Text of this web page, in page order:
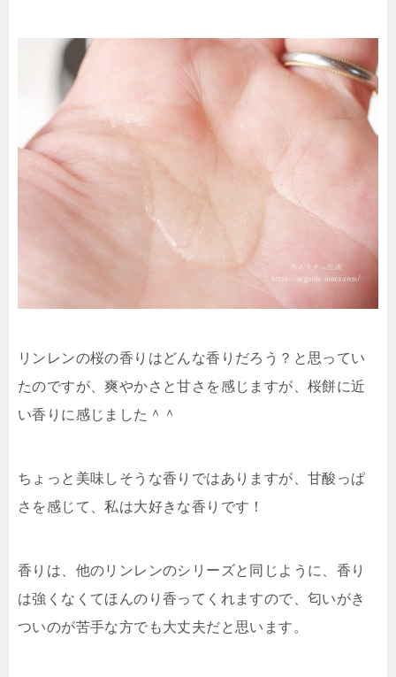
リンレンの桜の香りはどんな香りだろう？と思ってい
たのですが、爽やかさと甘さを感じますが、桜餅に近
い香りに感じました＾＾
ちょっと美味しそうな香りではありますが、甘酸っぱ
さを感じて、私は大好きな香りです！
香りは、他のリンレンのシリーズと同じように、香り
は強くなくてほんのり香ってくれますので、匂いがき
ついのが苦手な方でも大丈夫だと思います。